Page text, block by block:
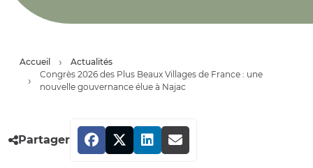
Accueil
Actualités
Congrès 2026 des Plus Beaux Villages de France : une
nouvelle gouvernance élue à Najac
Partager